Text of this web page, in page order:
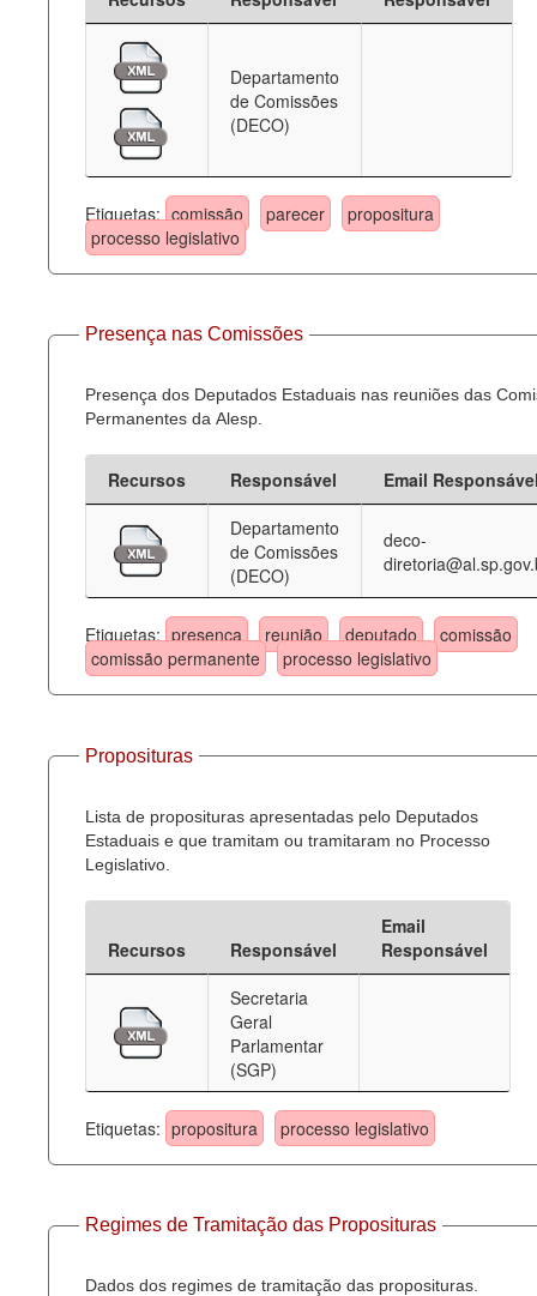
Departamento
de Comissões
(DECO)
Etiquetas: comissão parecer
propositura
processo legislativo
Presença nas Comissões
Presença dos Deputados Estaduais nas reuniões das
Permanentes da Alesp.
Recursos Responsável
Email
Departamento
de Comissões
(DECO)
deco-
Etiquetas: presença reunião deputado
comissão
comissão permanente
processo legislativo
Proposituras
Lista de proposituras apresentadas pelo Deputados
Estaduais e que tramitam ou tramitaram no Processo
Legislativo.
Recursos Responsável
Email
Responsável
Secretaria
Geral
Parlamentar
(SGP)
Etiquetas: propositura processo legislativo
Regimes de Tramitação das Proposituras
Dados dos regimes de tramitação das proposituras.